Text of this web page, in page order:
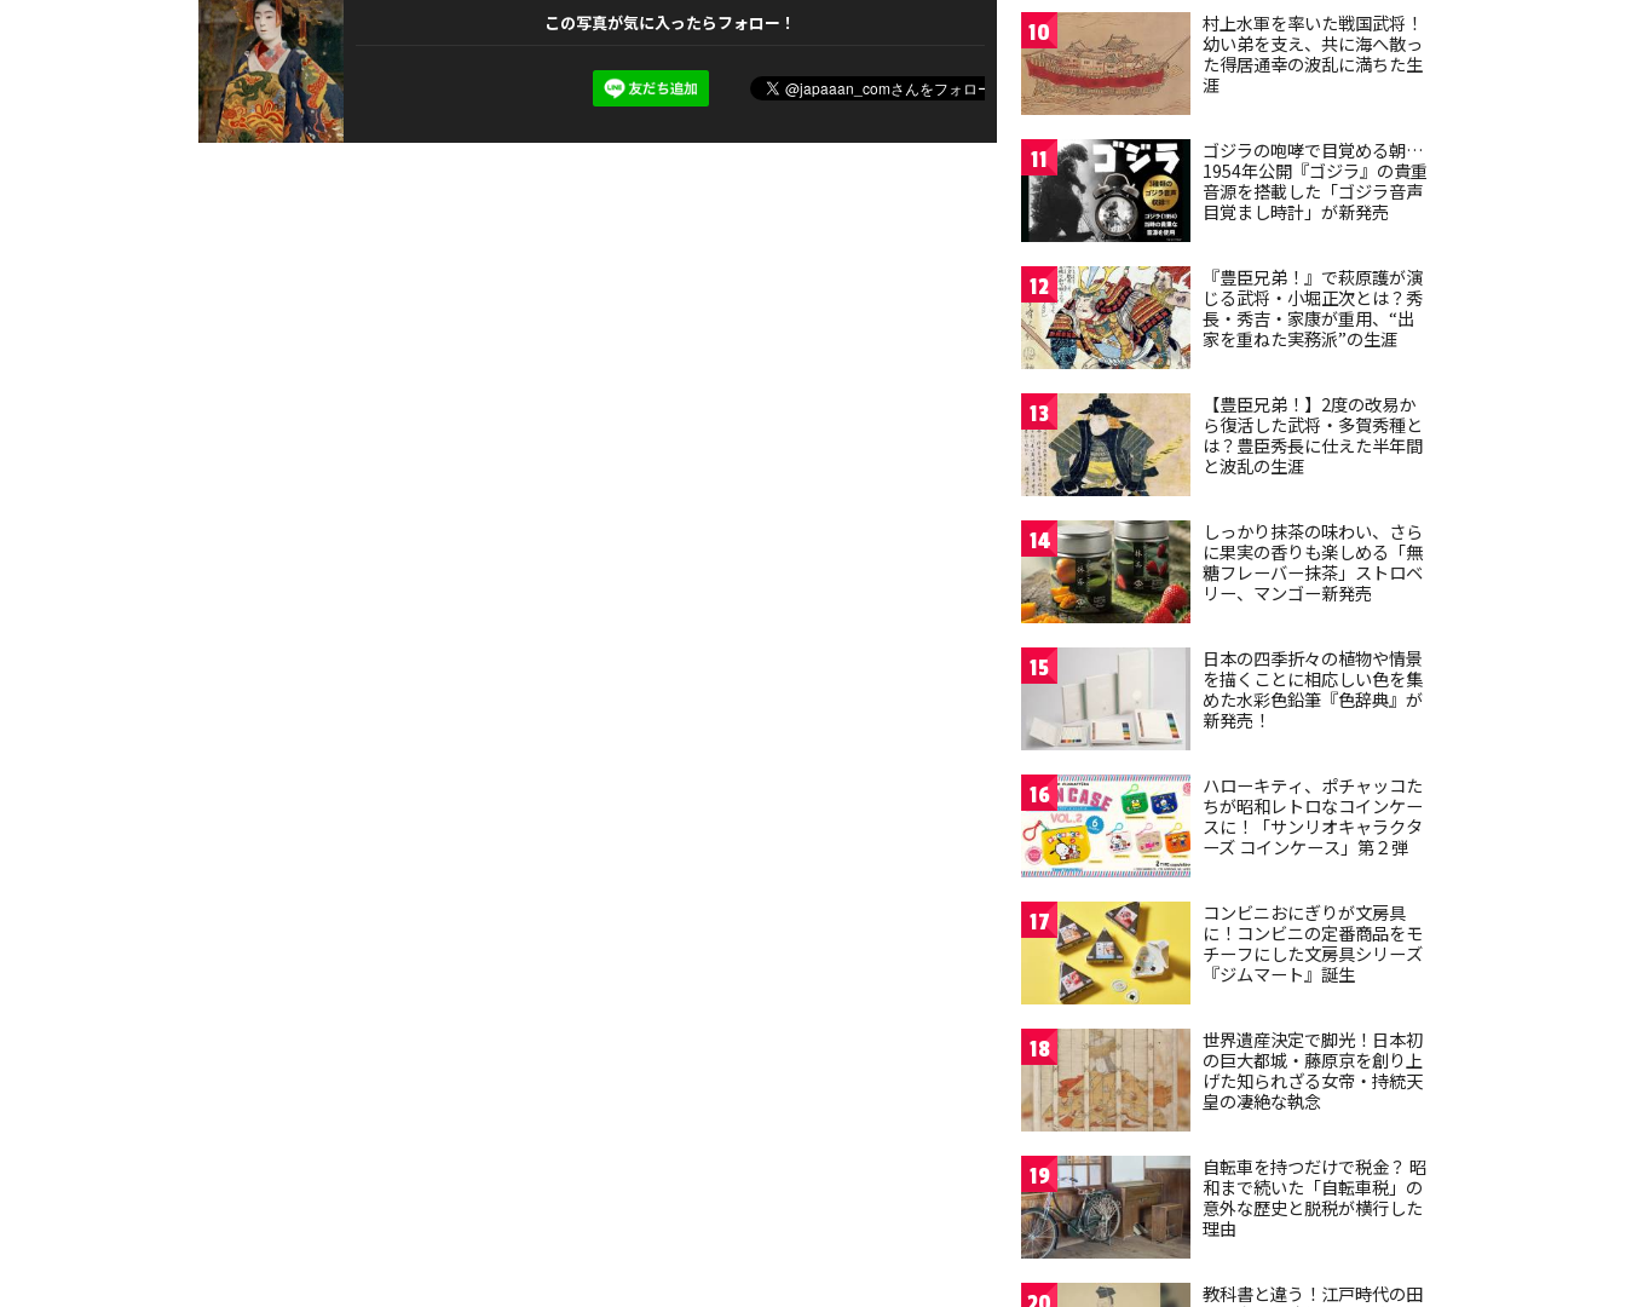
この写真が気に入ったらフォロー！ 10
村上水軍を率いた戦国武将！
幼い弟を支え、共に海へ散っ
た得居通幸の波乱に満ちた生
涯
11
ゴジラの咆哮で目覚める朝…
1954年公開『ゴジラ』の貴重
音源を搭載した「ゴジラ音声
目覚まし時計」が新発売
12
『豊臣兄弟！』で萩原護が演
じる武将・小堀正次とは？秀
長・秀吉・家康が重用、“出
家を重ねた実務派”の生涯
13
【豊臣兄弟！】2度の改易か
ら復活した武将・多賀秀種と
は？豊臣秀長に仕えた半年間
と波乱の生涯
14
しっかり抹茶の味わい、さら
に果実の香りも楽しめる「無
糖フレーバー抹茶」ストロベ
リー、マンゴー新発売
15
日本の四季折々の植物や情景
を描くことに相応しい色を集
めた水彩色鉛筆『色辞典』が
新発売！
16
ハローキティ、ポチャッコた
ちが昭和レトロなコインケー
スに！「サンリオキャラクタ
ーズ コインケース」第２弾
17
コンビニおにぎりが文房具
に！コンビニの定番商品をモ
チーフにした文房具シリーズ
『ジムマート』誕生
18
世界遺産決定で脚光！日本初
の巨大都城・藤原京を創り上
げた知られざる女帝・持統天
皇の凄絶な執念
19
自転車を持つだけで税金？ 昭
和まで続いた「自転車税」の
意外な歴史と脱税が横行した
理由
教科書と違う！江戸時代の田